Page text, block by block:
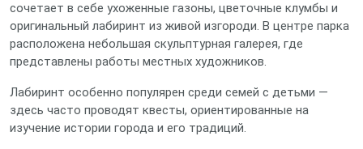
сочетает в себе ухоженные газоны, цветочные клумбы и
оригинальный лабиринт из живой изгороди. В центре парка
расположена небольшая скульптурная галерея, где
представлены работы местных художников.
Лабиринт особенно популярен среди семей с детьми —
здесь часто проводят квесты, ориентированные на
изучение истории города и его традиций.